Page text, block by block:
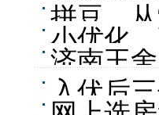
拼豆，从
小优化
济南王
入伏后